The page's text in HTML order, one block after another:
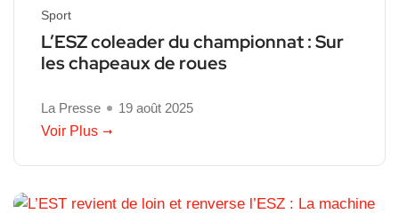
Sport
L’ESZ coleader du championnat : Sur
les chapeaux de roues
La Presse
19 août 2025
Voir Plus